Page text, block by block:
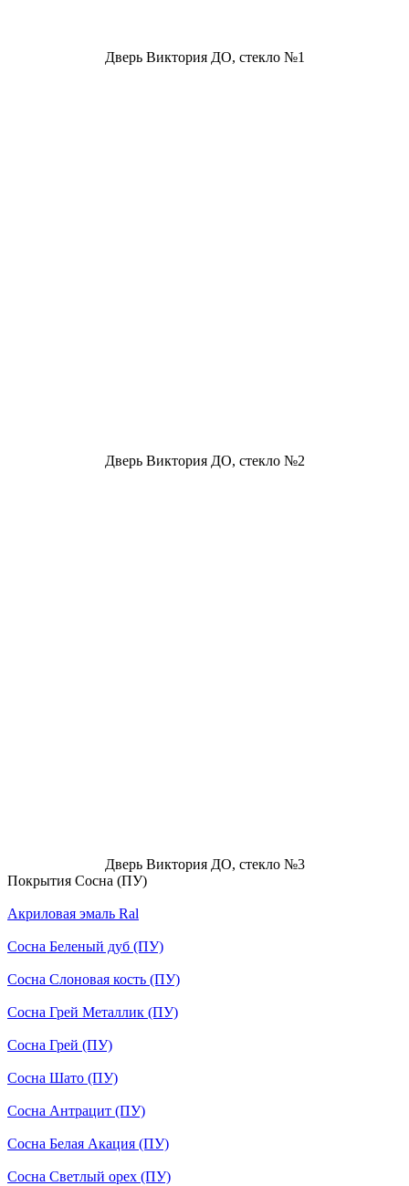
Дверь Виктория ДО, стекло №1
Дверь Виктория ДО, стекло №2
Дверь Виктория ДО, стекло №3
Покрытия Сосна (ПУ)
Акриловая эмаль Ral
Сосна Беленый дуб (ПУ)
Сосна Слоновая кость (ПУ)
Сосна Грей Металлик (ПУ)
Сосна Грей (ПУ)
Сосна Шато (ПУ)
Сосна Антрацит (ПУ)
Сосна Белая Акация (ПУ)
Сосна Светлый орех (ПУ)